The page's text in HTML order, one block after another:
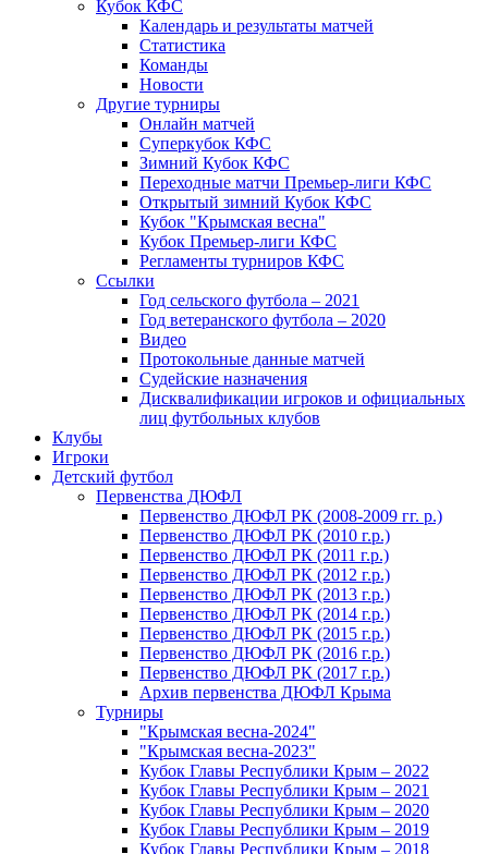
Кубок КФС
Календарь и результаты матчей
Статистика
Команды
Новости
Другие турниры
Онлайн матчей
Суперкубок КФС
Зимний Кубок КФС
Переходные матчи Премьер-лиги КФС
Открытый зимний Кубок КФС
Кубок "Крымская весна"
Кубок Премьер-лиги КФС
Регламенты турниров КФС
Ссылки
Год сельского футбола – 2021
Год ветеранского футбола – 2020
Видео
Протокольные данные матчей
Судейские назначения
Дисквалификации игроков и официальных
лиц футбольных клубов
Клубы
Игроки
Детский футбол
Первенства ДЮФЛ
Первенство ДЮФЛ РК (2008-2009 гг. р.)
Первенство ДЮФЛ РК (2010 г.р.)
Первенство ДЮФЛ РК (2011 г.р.)
Первенство ДЮФЛ РК (2012 г.р.)
Первенство ДЮФЛ РК (2013 г.р.)
Первенство ДЮФЛ РК (2014 г.р.)
Первенство ДЮФЛ РК (2015 г.р.)
Первенство ДЮФЛ РК (2016 г.р.)
Первенство ДЮФЛ РК (2017 г.р.)
Архив первенства ДЮФЛ Крыма
Турниры
"Крымская весна-2024"
"Крымская весна-2023"
Кубок Главы Республики Крым – 2022
Кубок Главы Республики Крым – 2021
Кубок Главы Республики Крым – 2020
Кубок Главы Республики Крым – 2019
Кубок Главы Республики Крым – 2018